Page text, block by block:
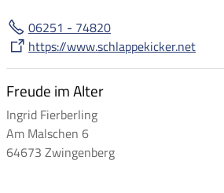
06251 - 74820
https://www.schlappekicker.net
Freude im Alter
Ingrid Fierberling
Am Malschen 6
64673 Zwingenberg